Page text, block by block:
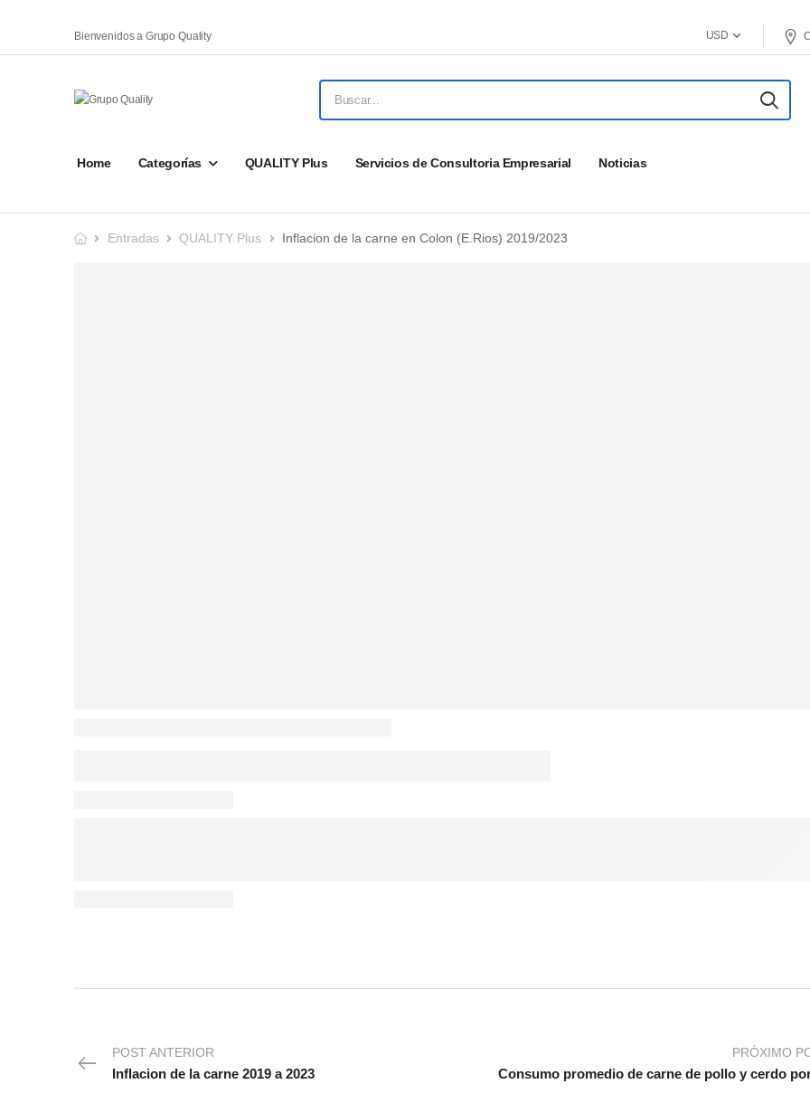
Bienvenidos a Grupo Quality USD
Home Categorías QUALITY Plus Servicios de Consultoria Empresarial Noticias
Entradas QUALITY Plus Inflacion de la carne en Colon (E.Rios) 2019/2023
POST ANTERIOR
Inflacion de la carne 2019 a 2023
PRÓXIMO